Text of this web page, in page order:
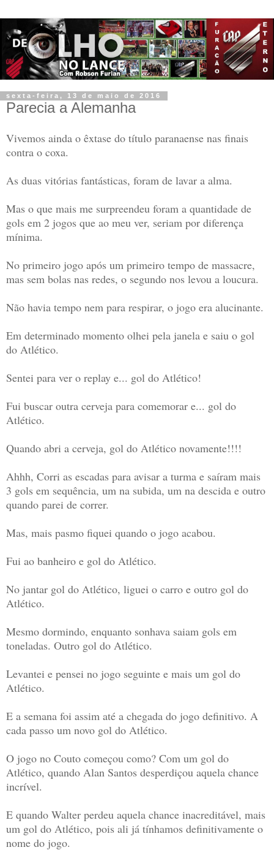
sexta-feira, 13 de maio de 2016
Parecia a Alemanha
Vivemos ainda o êxtase do título paranaense nas finais
contra o coxa.
As duas vitórias fantásticas, foram de lavar a alma.
Mas o que mais me surpreendeu foram a quantidade de
gols em 2 jogos que ao meu ver, seriam por diferença
mínima.
No primeiro jogo após um primeiro tempo de massacre,
mas sem bolas nas redes, o segundo nos levou a loucura.
Não havia tempo nem para respirar, o jogo era alucinante.
Em determinado momento olhei pela janela e saiu o gol
do Atlético.
Sentei para ver o replay e... gol do Atlético!
Fui buscar outra cerveja para comemorar e... gol do
Atlético.
Quando abri a cerveja, gol do Atlético novamente!!!!
Ahhh, Corri as escadas para avisar a turma e saíram mais
3 gols em sequência, um na subida, um na descida e outro
quando parei de correr.
Mas, mais pasmo fiquei quando o jogo acabou.
Fui ao banheiro e gol do Atlético.
No jantar gol do Atlético, liguei o carro e outro gol do
Atlético.
Mesmo dormindo, enquanto sonhava saiam gols em
toneladas. Outro gol do Atlético.
Levantei e pensei no jogo seguinte e mais um gol do
Atlético.
E a semana foi assim até a chegada do jogo definitivo. A
cada passo um novo gol do Atlético.
O jogo no Couto começou como? Com um gol do
Atlético, quando Alan Santos desperdiçou aquela chance
incrível.
E quando Walter perdeu aquela chance inacreditável, mais
um gol do Atlético, pois ali já tínhamos definitivamente o
nome do jogo.